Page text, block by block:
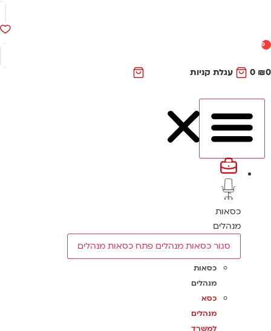
0
₪
0 עגלת קניות
כסאות
מנהלים
סגור כסאות מנהלים פתח כסאות מנהלים
כסאות
מנהלים
כסא
מנהלים
למשרד